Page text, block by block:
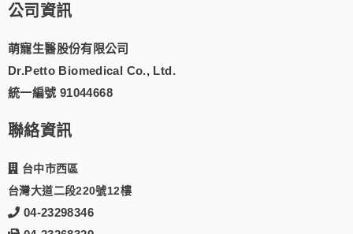
公司資訊
萌寵生醫股份有限公司
Dr.Petto Biomedical Co., Ltd.
統一編號 91044668
聯絡資訊
台中市西區
台灣大道二段220號12樓
04-23298346